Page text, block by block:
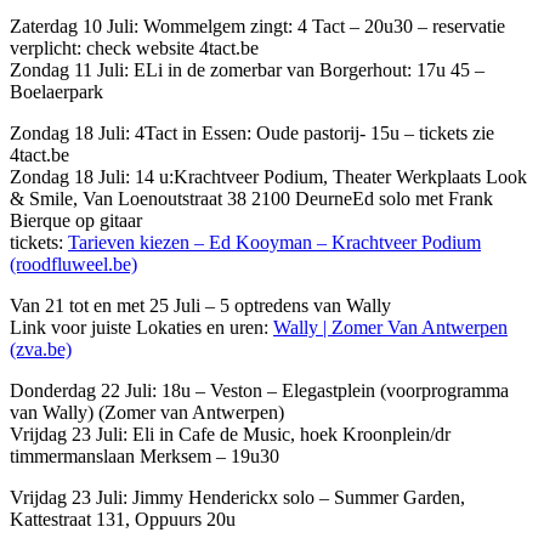
Zaterdag 10 Juli: Wommelgem zingt: 4 Tact – 20u30 – reservatie
verplicht: check website 4tact.be
Zondag 11 Juli: ELi in de zomerbar van Borgerhout: 17u 45 –
Boelaerpark
Zondag 18 Juli: 4Tact in Essen: Oude pastorij- 15u – tickets zie
4tact.be
Zondag 18 Juli: 14 u:Krachtveer Podium, Theater Werkplaats Look
& Smile, Van Loenoutstraat 38 2100 DeurneEd solo met Frank
Bierque op gitaar
tickets: Tarieven kiezen – Ed Kooyman – Krachtveer Podium
(roodfluweel.be)
Van 21 tot en met 25 Juli – 5 optredens van Wally
Link voor juiste Lokaties en uren: Wally | Zomer Van Antwerpen
(zva.be)
Donderdag 22 Juli: 18u – Veston – Elegastplein (voorprogramma
van Wally) (Zomer van Antwerpen)
Vrijdag 23 Juli: Eli in Cafe de Music, hoek Kroonplein/dr
timmermanslaan Merksem – 19u30
Vrijdag 23 Juli: Jimmy Henderickx solo – Summer Garden,
Kattestraat 131, Oppuurs 20u